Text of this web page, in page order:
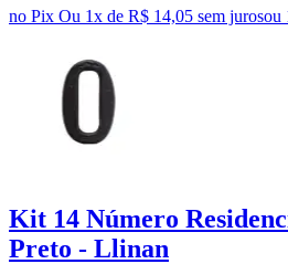
no Pix Ou 1x de R$ 14,05 sem jurosou
Kit 14 Número
Preto - Llinan